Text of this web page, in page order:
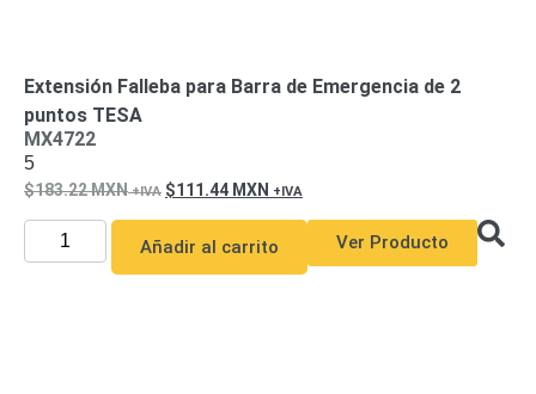
Extensión Falleba para Barra de Emergencia de 2
puntos TESA
MX4722
5
183.22MXN 111.44 MXN
Añadir al carrito Ver Producto